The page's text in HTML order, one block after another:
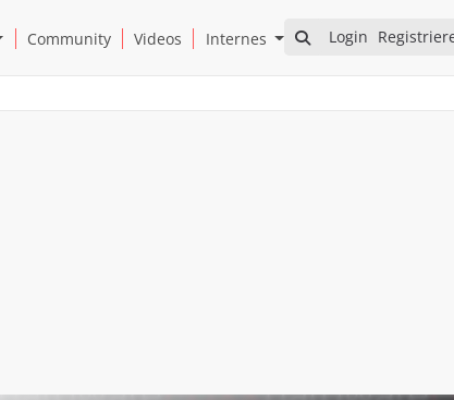
Login
Kaufberatung Submenu
Community Videos Internes Open Internes Submenu